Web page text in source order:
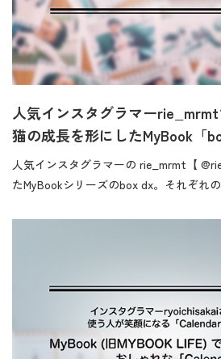
人気インスタグラマー
猫の成長を形にしたMyBook「
人気インスタグラマーの rie_mrmt【
たMyBookシリーズのbox dx。それぞれ